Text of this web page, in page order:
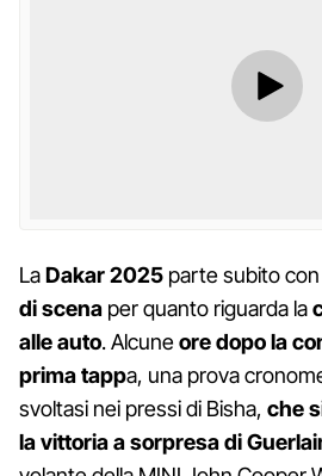
LaDakar 2025 parte subito
di scena per quanto riguarda la
alle auto. Alcuneore dopo la
prima tappa, una prova
svoltasi nei pressi di Bisha, che
la vittoria a sorpresa di